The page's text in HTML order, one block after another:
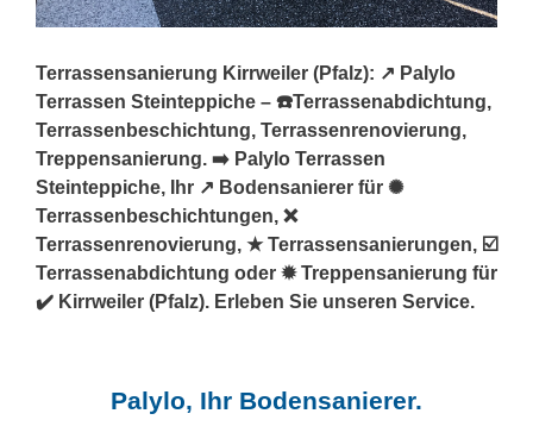
Terrassensanierung Kirrweiler (Pfalz): ↗️ Palylo
Terrassen Steinteppiche – ☎️Terrassenabdichtung,
Terrassenbeschichtung, Terrassenrenovierung,
Treppensanierung. ➡️ Palylo Terrassen
Steinteppiche, Ihr ↗️ Bodensanierer für ✺
Terrassenbeschichtungen, ❌
Terrassenrenovierung, ★ Terrassensanierungen, ☑️
Terrassenabdichtung oder ✹ Treppensanierung für
✔️ Kirrweiler (Pfalz). Erleben Sie unseren Service.
Palylo, Ihr Bodensanierer.